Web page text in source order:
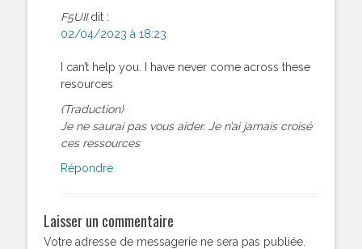
F5UII dit :
02/04/2023 à 18:23
I can’t help you. I have never come across these
resources
(Traduction)
Je ne saurai pas vous aider. Je n’ai jamais croisé
ces ressources
Répondre
Laisser un commentaire
Votre adresse de messagerie ne sera pas publiée.